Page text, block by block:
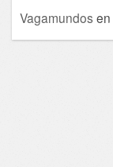
Vagamundos en